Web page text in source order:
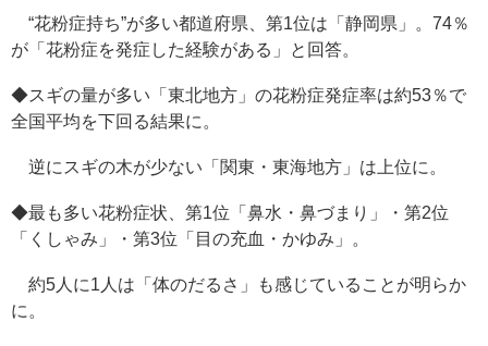
“花粉症持ち”が多い都道府県、第1位は「静岡県」。74％
が「花粉症を発症した経験がある」と回答。
◆スギの量が多い「東北地方」の花粉症発症率は約53％で
全国平均を下回る結果に。
逆にスギの木が少ない「関東・東海地方」は上位に。
◆最も多い花粉症状、第1位「鼻水・鼻づまり」・第2位
「くしゃみ」・第3位「目の充血・かゆみ」。
約5人に1人は「体のだるさ」も感じていることが明らか
に。